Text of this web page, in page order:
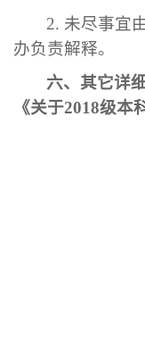
2. 未尽事宜
办负责解释。
六、其它详
《关于2018级本